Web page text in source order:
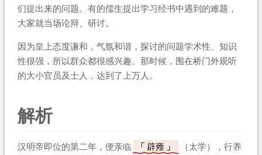
们提出来的问题。有的儒生提出学习经书中遇到的难题，
大家就当场论辩、研讨。
因为皇上态度谦和，气氛和谐，探讨的问题学术性、知识
性很强，所以群众都很感兴趣。那时候，围在桥门外观听
的大小官员及士人，达到了上万人。
解析
汉明帝即位的第二年，便亲临 辟雍
（太学），行养